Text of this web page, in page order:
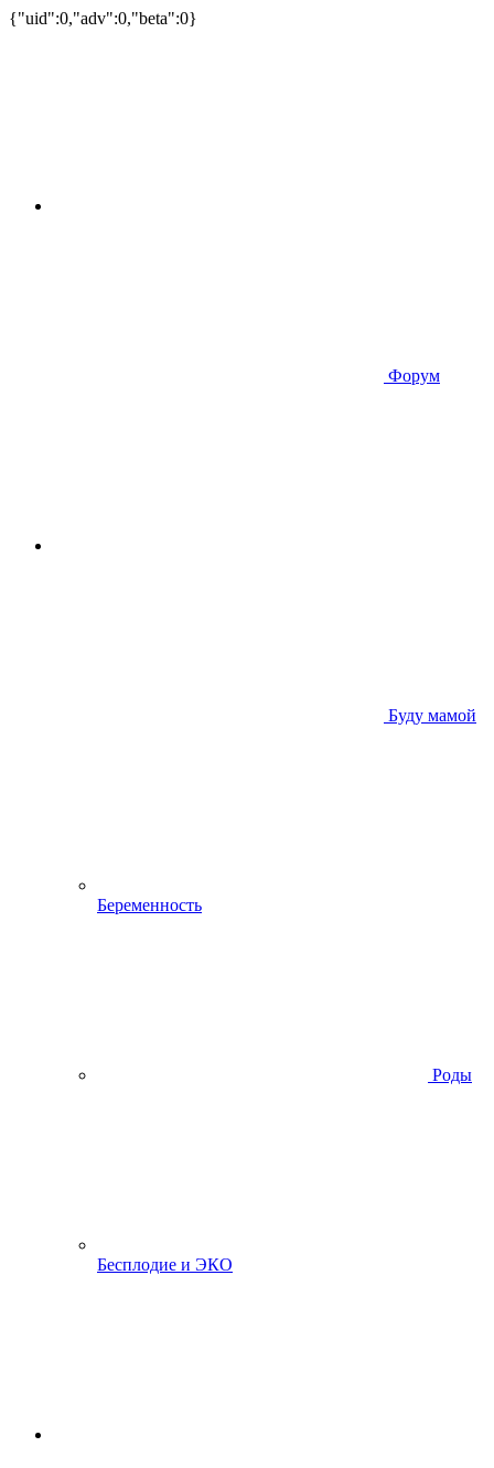
{"uid":0,"adv":0,"beta":0}
Форум
Буду мамой
Беременность
Роды
Бесплодие и ЭКО